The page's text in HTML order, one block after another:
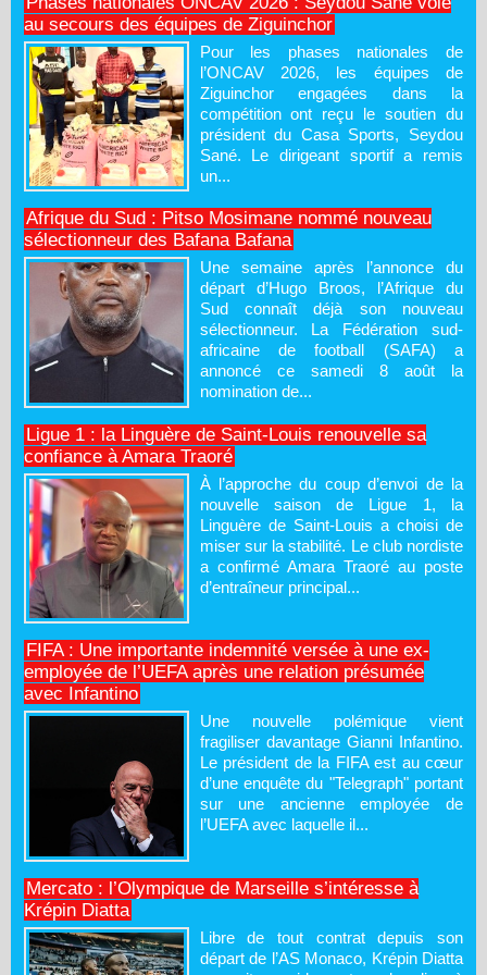
au secours des équipes de Ziguinchor
Pour les phases nationales de
l’ONCAV 2026, les équipes de
Ziguinchor engagées dans la
compétition ont reçu le soutien du
président du Casa Sports, Seydou
Sané. Le dirigeant sportif a remis
un...
Afrique du Sud : Pitso Mosimane nommé nouveau
sélectionneur des Bafana Bafana
Une semaine après l’annonce du
départ d’Hugo Broos, l’Afrique du
Sud connaît déjà son nouveau
sélectionneur. La Fédération sud-
africaine de football (SAFA) a
annoncé ce samedi 8 août la
nomination de...
Ligue 1 : la Linguère de Saint-Louis renouvelle sa
confiance à Amara Traoré
À l’approche du coup d’envoi de la
nouvelle saison de Ligue 1, la
Linguère de Saint-Louis a choisi de
miser sur la stabilité. Le club nordiste
a confirmé Amara Traoré au poste
d’entraîneur principal...
FIFA : Une importante indemnité versée à une ex-
employée de l’UEFA après une relation présumée
avec Infantino
Une nouvelle polémique vient
fragiliser davantage Gianni Infantino.
Le président de la FIFA est au cœur
d’une enquête du "Telegraph" portant
sur une ancienne employée de
l’UEFA avec laquelle il...
Mercato : l’Olympique de Marseille s’intéresse à
Krépin Diatta
Libre de tout contrat depuis son
départ de l’AS Monaco, Krépin Diatta